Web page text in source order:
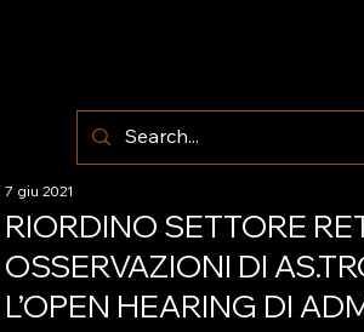
RIORDINO SETTORE
OSSERVAZIONI DI
L’OPEN HEARING DI
7 giu 2021